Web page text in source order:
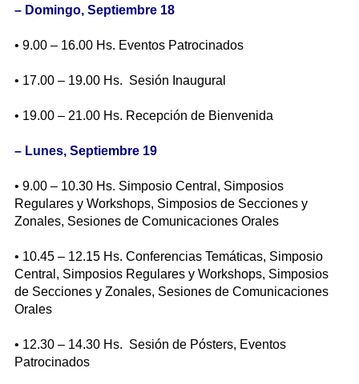
– Domingo, Septiembre 18
• 9.00 – 16.00 Hs. Eventos Patrocinados
• 17.00 – 19.00 Hs. Sesión Inaugural
• 19.00 – 21.00 Hs. Recepción de Bienvenida
– Lunes, Septiembre 19
• 9.00 – 10.30 Hs. Simposio Central, Simposios
Regulares y Workshops, Simposios de Secciones y
Zonales, Sesiones de Comunicaciones Orales
• 10.45 – 12.15 Hs. Conferencias Temáticas, Simposio
Central, Simposios Regulares y Workshops, Simposios
de Secciones y Zonales, Sesiones de Comunicaciones
Orales
• 12.30 – 14.30 Hs. Sesión de Pósters, Eventos
Patrocinados